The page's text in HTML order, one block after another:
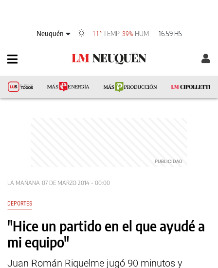
Neuquén 11° TEMP 39% HUM 16:59 HS
LA MAÑANA 07 DE MARZO 2014 - 00:00
DEPORTES
"Hice un partido en el que ayudé a
mi equipo"
Juan Román Riquelme jugó 90 minutos y